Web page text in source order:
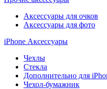
Аксессуары для очков
Аксессуары для фото
iPhone Аксессуары
Чехлы
Стекла
Дополнительно для
Чехол-бумажник